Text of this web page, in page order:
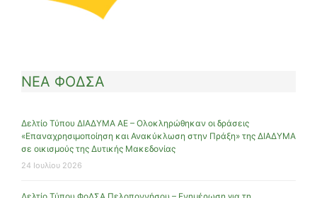
ΝΕΑ ΦΟΔΣΑ
Δελτίο Τύπου ΔΙΑΔΥΜΑ ΑΕ – Ολοκληρώθηκαν οι δράσεις
«Επαναχρησιμοποίηση και Ανακύκλωση στην Πράξη» της ΔΙΑΔΥΜΑ
σε οικισμούς της Δυτικής Μακεδονίας
24 Ιουλίου 2026